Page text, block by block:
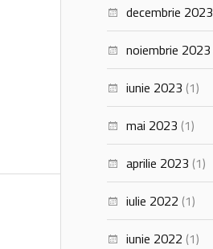
decembrie 2023
noiembrie 2023
iunie 2023 (1)
mai 2023 (1)
aprilie 2023 (1)
iulie 2022 (1)
iunie 2022 (1)